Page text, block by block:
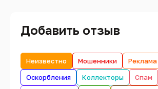
Добавить отзыв
Неизвестно Мошенники
Реклама
Оскорбления
Коллекторы
Спам